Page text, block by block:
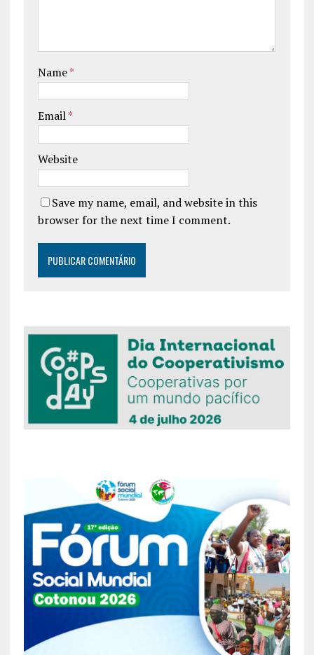
Name*
Email*
Website
Save my name, email, and website in this
browser for the next time I comment.